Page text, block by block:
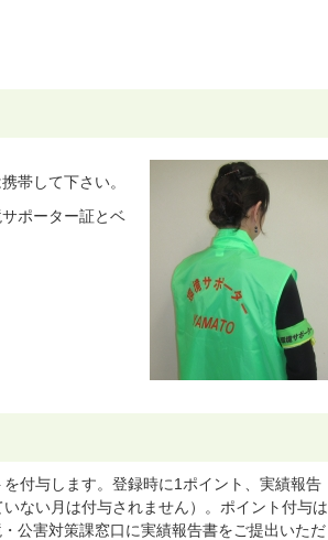
帯して下さい。
ポーター証とベ
付与します。登録時に1ポイント、実績報告
ない月は付与されません）。ポイント付与は
公害対策課窓口に実績報告書をご提出いただ